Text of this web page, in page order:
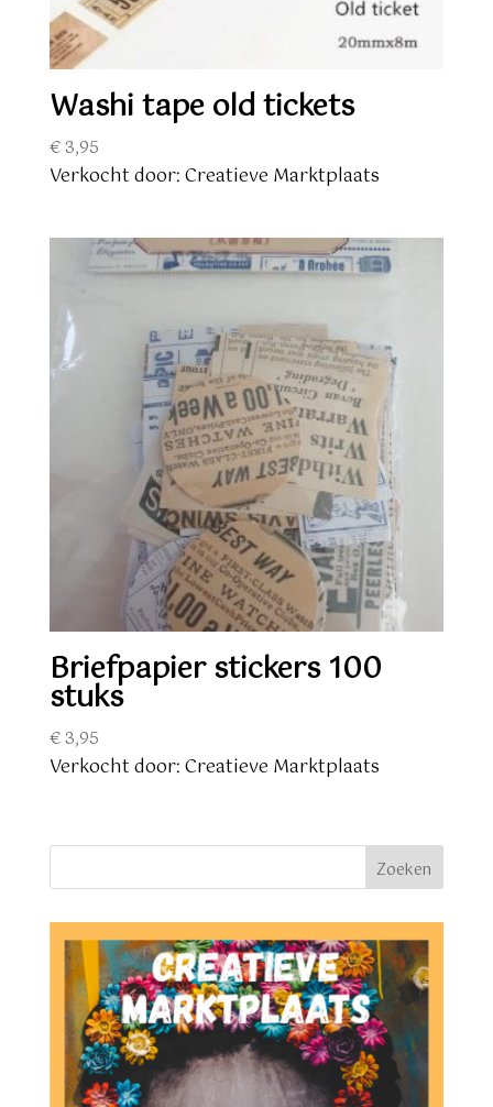
Washi tape old tickets
€3,95
Verkocht door: Creatieve Marktplaats
Briefpapier stickers 100
stuks
€3,95
Verkocht door: Creatieve Marktplaats
Zoeken